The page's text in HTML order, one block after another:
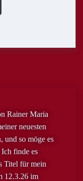
Rainer Maria
neuesten
und so möge es
finde es
Titel für mein
12.3.26 im